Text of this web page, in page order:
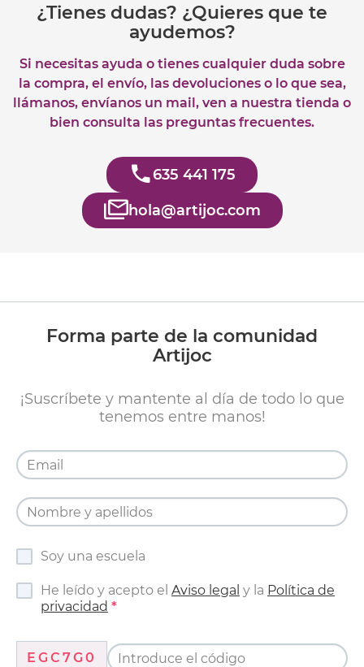
¿Tienes dudas? ¿Quieres que te
ayudemos?
Si necesitas ayuda o tienes cualquier duda sobre
la compra, el envío, las devoluciones o lo que sea,
llámanos, envíanos un mail, ven a nuestra tienda o
bien consulta las preguntas frecuentes.
635 441 175
hola@artijoc.com
Forma parte de la comunidad
Artijoc
¡Suscríbete y mantente al día de todo lo que
tenemos entre manos!
Soy una escuela
He leído y acepto el Aviso legal y la Política de
privacidad
EGC7G0